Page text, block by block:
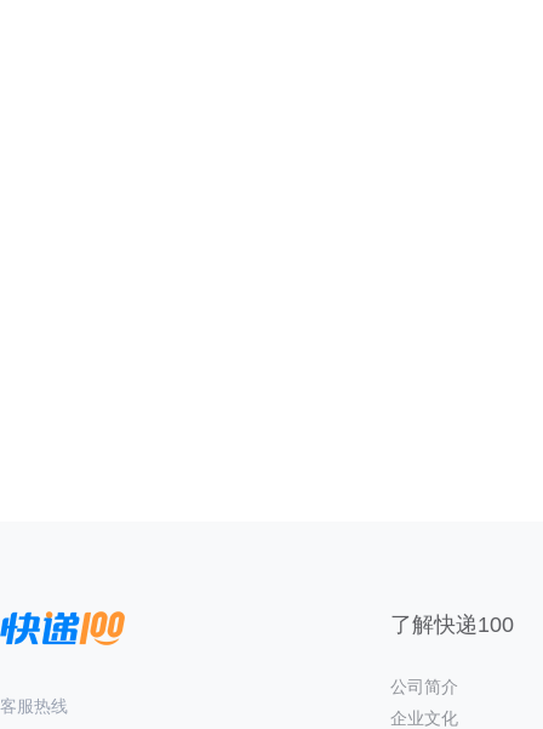
客服热线
了解快递100
公司简介
企业文化